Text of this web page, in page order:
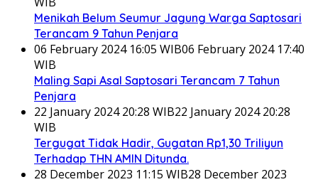
Menikah Belum Seumur Jagung Warga Saptosari
Terancam 9 Tahun Penjara
06 February 2024 16:05 WIB06 February 2024 17:40
WIB
Maling Sapi Asal Saptosari Terancam 7 Tahun
Penjara
22 January 2024 20:28 WIB22 January 2024 20:28
WIB
Tergugat Tidak Hadir, Gugatan Rp1,30 Triliyun
Terhadap THN AMIN Ditunda.
28 December 2023 11:15 WIB28 December 2023